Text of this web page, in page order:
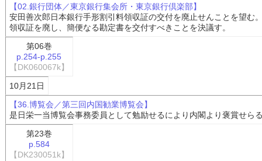
【02.銀行団体／東京銀行集会所・東京銀行倶楽部】
安田善次郎日本銀行手形割引料領収証の交付を廃止せんことを望む
領収証を廃し、簡便なる勘定書を交付すべきことを決議す。
第06巻
p.254-p.255
【DK060067k】
10月21日
【36.博覧会／第三回内国勧業博覧会】
是日栄一当博覧会事務委員として勉励せるにより内閣より褒賞せら
第23巻
p.584
【DK230051k】